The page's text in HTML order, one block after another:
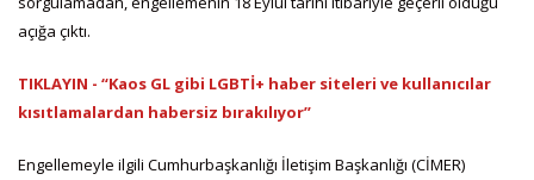
açığa çıktı.
TIKLAYIN - “Kaos GL gibi LGBTİ+ haber siteleri ve kullanıcılar
kısıtlamalardan habersiz bırakılıyor”
Engellemeyle ilgili Cumhurbaşkanlığı İletişim Başkanlığı (CİMER)